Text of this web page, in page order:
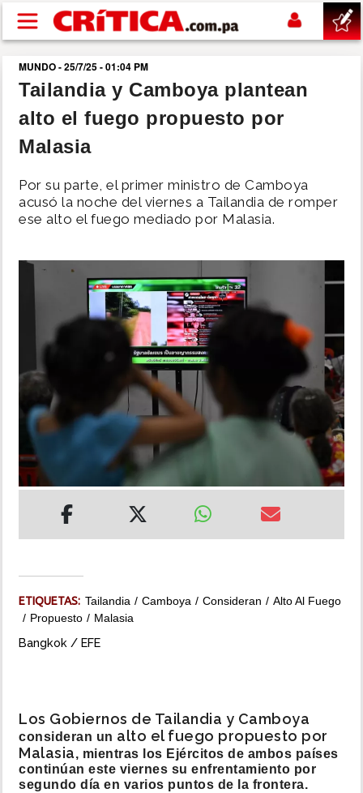
Pasar al contenido principal
buscar
SUCESOS
POLÍTICA
MUNDO
INSÓLITAS
MULTIMEDIA
IMPRESO
MUNDO - 25/7/25 - 01:04 PM
Tailandia y Camboya plantean
alto el fuego propuesto por
Malasia
Por su parte, el primer ministro de Camboya
acusó la noche del viernes a Tailandia de romper
ese alto el fuego mediado por Malasia.
ETIQUETAS: Tailandia Camboya Consideran
Alto Al Fuego
Propuesto
Malasia
Bangkok / EFE
Los Gobiernos de Tailandia y Camboya
consideran un alto el fuego propuesto por
Malasia, mientras los Ejércitos de ambos países
continúan este viernes su enfrentamiento por
segundo día en varios puntos de la frontera.